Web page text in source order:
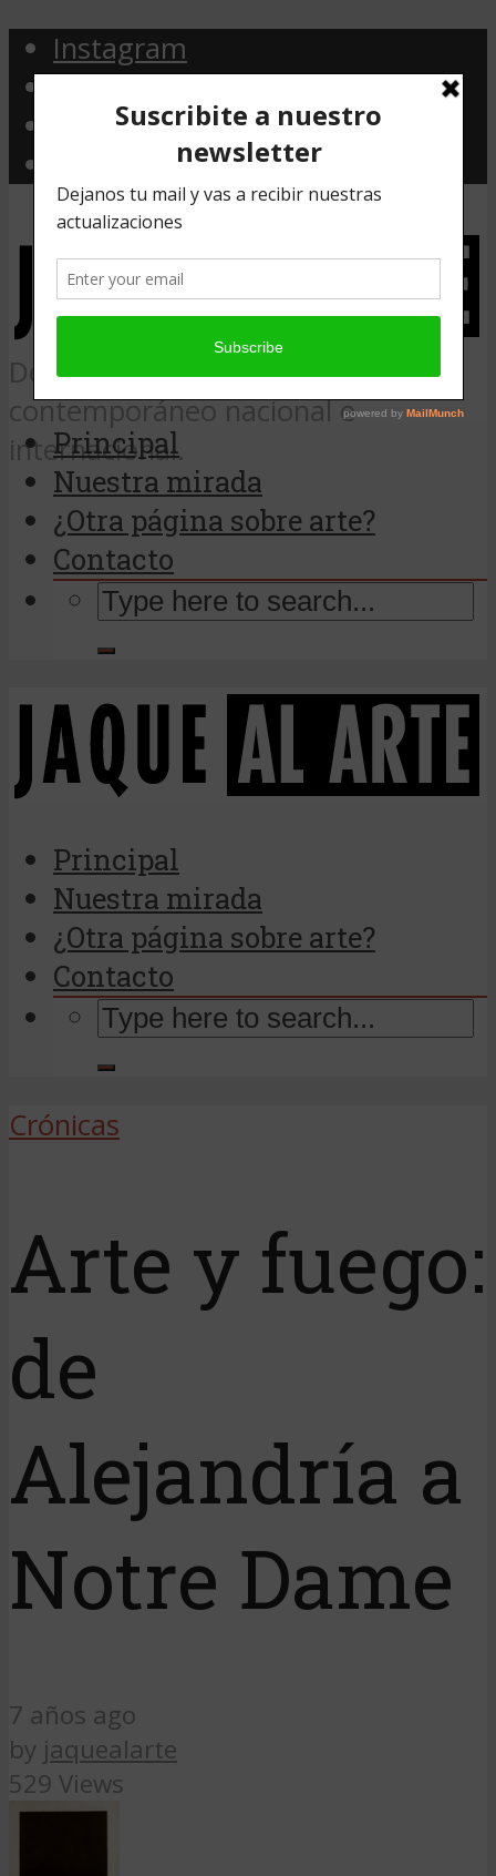
Instagram
Facebook
Twitter
Desde Argentina, noticias de arte
contemporáneo nacional e
internacional.
Principal
Nuestra mirada
¿Otra página sobre arte?
Contacto
Principal
Nuestra mirada
¿Otra página sobre arte?
Contacto
Crónicas
Arte y fuego:
de
Alejandría a
Notre Dame
7 años ago
by jaquealarte
529 Views